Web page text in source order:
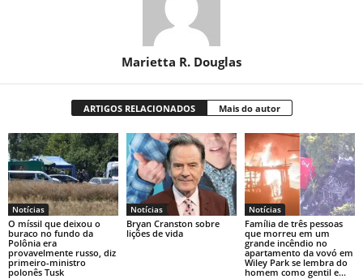
Marietta R. Douglas
ARTIGOS RELACIONADOS Mais do autor
Notícias
O míssil que deixou o
buraco no fundo da
Polônia era
provavelmente russo, diz
primeiro-ministro
polonês Tusk
Notícias
Bryan Cranston sobre
lições de vida
Notícias
Família de três pessoas
que morreu em um
grande incêndio no
apartamento da vovó em
Wiley Park se lembra do
homem como gentil e...